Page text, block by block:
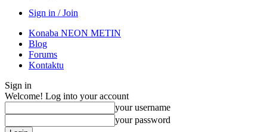
Sign in / Join
Konaba NEON METIN
Blog
Forums
Kontaktu
Sign in
Welcome! Log into your account
your username
your password